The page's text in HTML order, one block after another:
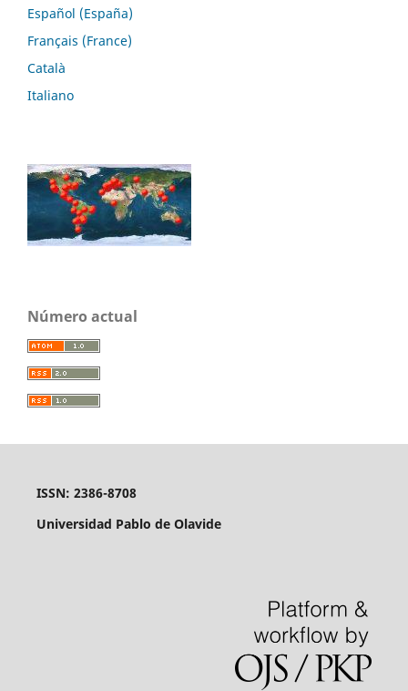
Español (España)
Français (France)
Català
Italiano
Número actual
ISSN: 2386-8708
Universidad Pablo de Olavide